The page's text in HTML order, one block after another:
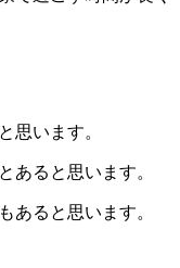
思います。
あると思います。
あると思います。